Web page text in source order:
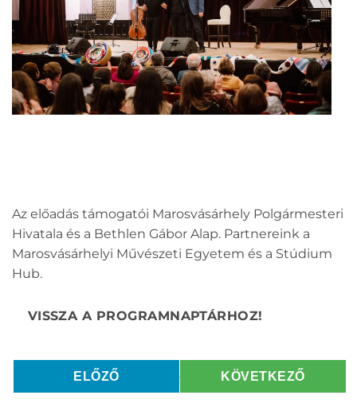
Az előadás támogatói Marosvásárhely Polgármesteri
Hivatala és a Bethlen Gábor Alap. Partnereink a
Marosvásárhelyi Művészeti Egyetem és a Stúdium
Hub.
ELŐZŐ KÖVETKEZŐ